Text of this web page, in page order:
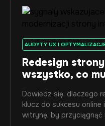
AUDYTY UX I
Redesign
wszystko, co
Dowiedz się, dlaczego
klucz do sukcesu
witrynę, by przyciągnąć